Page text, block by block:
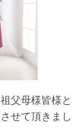
父母様皆様と
せて頂きまし